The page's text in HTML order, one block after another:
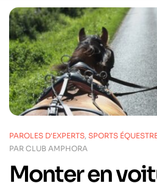
PAROLES D'EXPERTS, SPORTS
PAR CLUB AMPHORA
Monter en